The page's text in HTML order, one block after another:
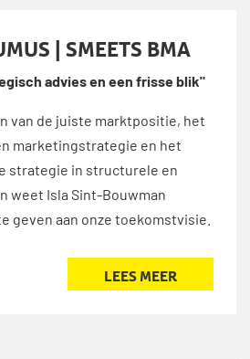
| SMEETS BMA
advies en een frisse blik"
van de juiste marktpositie, het
marketingstrategie en het
strategie in structurele en
weet Isla Sint-Bouwman
geven aan onze toekomstvisie.
LEES MEER